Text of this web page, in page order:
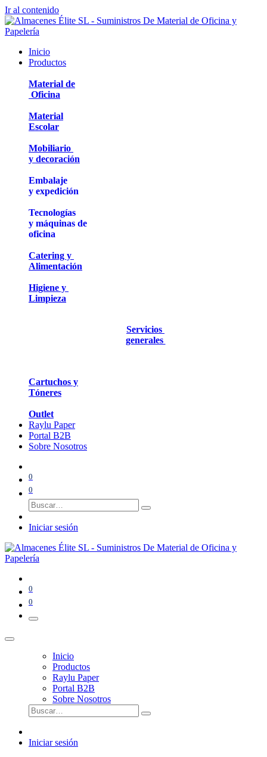
Ir al contenido
Inicio
Productos
Material de
Oficina
Material
Escolar
Mobiliario
y decoración
Embalaje
y expedición
Tecnologías
y máquinas de
oficina
Catering y
Alimentación
Higiene y
Limpieza
Servicios
generales
Cartuchos y
Tóneres
Outlet
Raylu Paper
Portal B2B
Sobre Nosotros
0
0
Iniciar sesión
0
0
Inicio
Productos
Raylu Paper
Portal B2B
Sobre Nosotros
Iniciar sesión